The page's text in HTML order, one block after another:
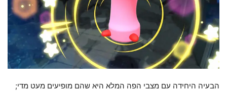
הבעיה היחידה עם מצבי הפה המלא היא שהם מופיעים מעט מדי;